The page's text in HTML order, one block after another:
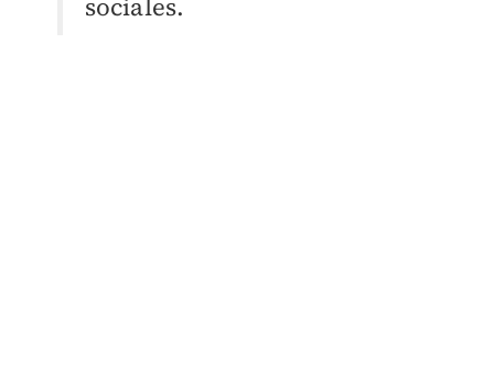
sociales.